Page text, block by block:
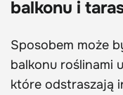
balkonu i
Sposobem może
balkonu roślinami
które odstraszają